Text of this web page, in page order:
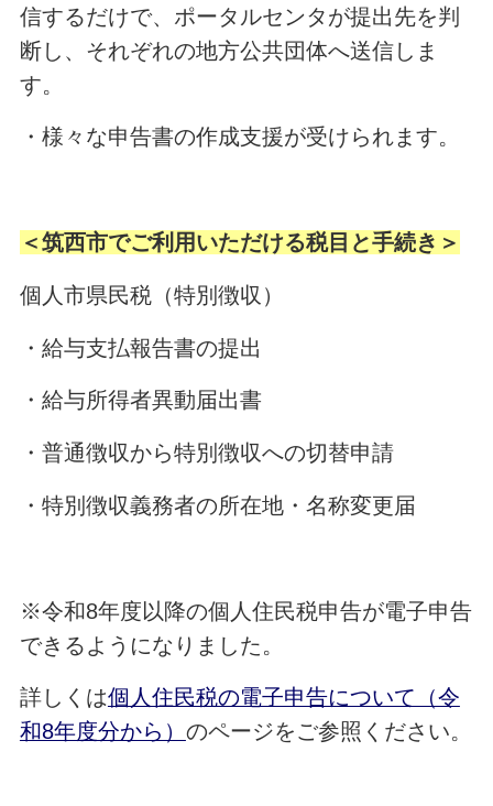
信するだけで、ポータルセンタが提出先を判
断し、それぞれの地方公共団体へ送信しま
す。
・様々な申告書の作成支援が受けられます。
＜筑西市でご利用いただける税目と手続き＞
個人市県民税（特別徴収）
・給与支払報告書の提出
・給与所得者異動届出書
・普通徴収から特別徴収への切替申請
・特別徴収義務者の所在地・名称変更届
※令和8年度以降の個人住民税申告が電子申告
できるようになりました。
詳しくは個人住民税の電子申告について（令
和8年度分から） のページをご参照ください。